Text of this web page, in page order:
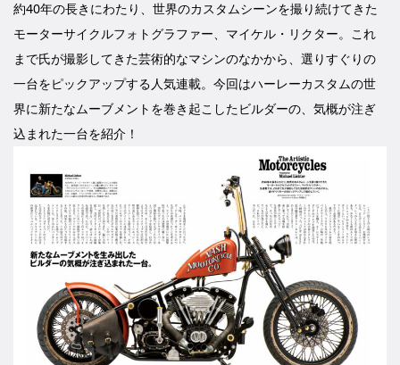
約40年の長きにわたり、世界のカスタムシーンを撮り続けてきた
モーターサイクルフォトグラファー、マイケル・リクター。これ
まで氏が撮影してきた芸術的なマシンのなかから、選りすぐりの
一台をピックアップする人気連載。今回はハーレーカスタムの世
界に新たなムーブメントを巻き起こしたビルダーの、気概が注ぎ
込まれた一台を紹介！